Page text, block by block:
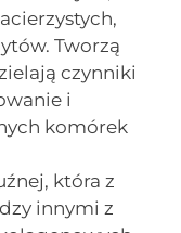
Tworzą
czynniki
i
komórek
która z
innymi z